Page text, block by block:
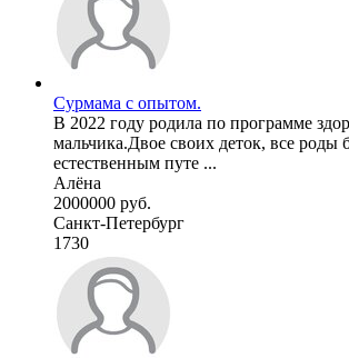
Сурмама с опытом.
В 2022 году родила по программе
мальчика.Двое своих деток, все роды
естественным путе ...
Алёна
2000000 руб.
Санкт-Петербург
1730